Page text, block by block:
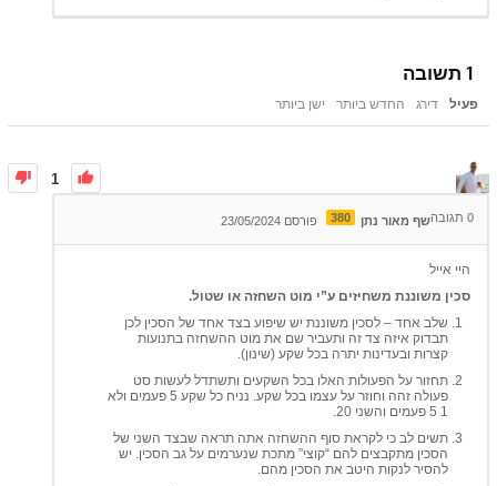
1 תשובה
פעיל דירג החדש ביותר ישן ביותר
1
שף מאור נתן 380 פורסם 23/05/2024 0 תגובה
היי אייל
סכין משוננת משחיזים ע”י מוט השחזה או שטול.
שלב אחד – לסכין משוננת יש שיפוע בצד אחד של הסכין לכן
תבדוק איזה צד זה ותעביר שם את מוט ההשחזה בתנועות
קצרות ובעדינות יתרה בכל שקע (שינון).
תחזור על הפעולות האלו בכל השקעים ותשתדל לעשות סט
פעולה זהה וחוזר על עצמו בכל שקע. נניח כל שקע 5 פעמים ולא
1 5 פעמים והשני 20.
תשים לב כי לקראת סוף ההשחזה אתה תראה שבצד השני של
הסכין מתקבצים להם “קוצי” מתכת שנערמים על גב הסכין. יש
להסיר לנקות היטב את הסכין מהם.